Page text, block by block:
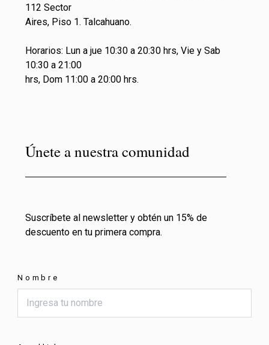
112 Sector
Aires, Piso 1. Talcahuano.
Horarios: Lun a jue 10:30 a 20:30 hrs, Vie y Sab
10:30 a 21:00
hrs, Dom 11:00 a 20:00 hrs.
Únete a nuestra comunidad
Suscríbete al newsletter y obtén un 15% de
descuento en tu primera compra.
Nombre